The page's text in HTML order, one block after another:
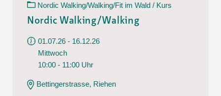
Nordic Walking/Walking/Fit im Wald / Kurs
Nordic Walking/Walking
01.07.26 - 16.12.26
Mittwoch
10:00 - 11:00 Uhr
Bettingerstrasse, Riehen